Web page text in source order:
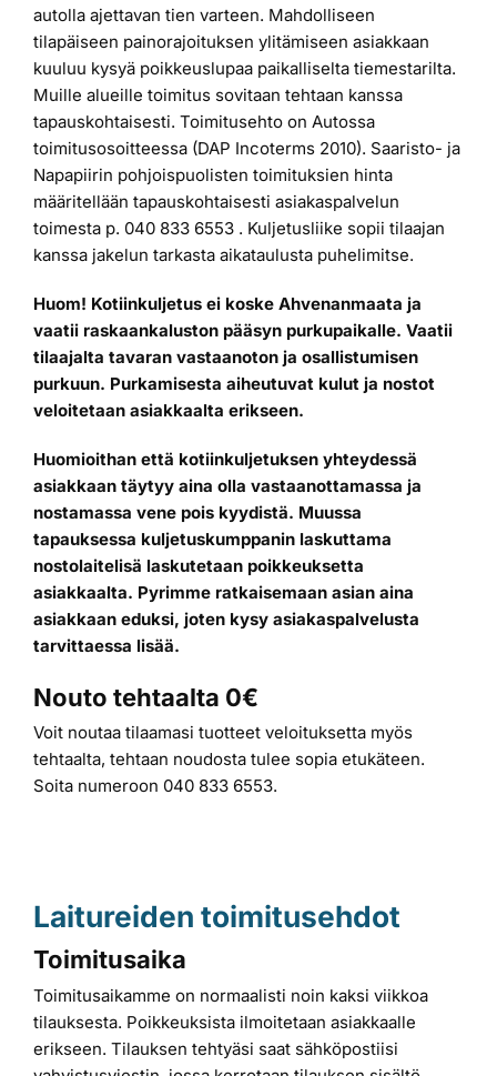
autolla ajettavan tien varteen. Mahdolliseen
tilapäiseen painorajoituksen ylitämiseen asiakkaan
kuuluu kysyä poikkeuslupaa paikalliselta tiemestarilta.
Muille alueille toimitus sovitaan tehtaan kanssa
tapauskohtaisesti. Toimitusehto on Autossa
toimitusosoitteessa (DAP Incoterms 2010). Saaristo- ja
Napapiirin pohjoispuolisten toimituksien hinta
määritellään tapauskohtaisesti asiakaspalvelun
toimesta p. 040 833 6553 . Kuljetusliike sopii tilaajan
kanssa jakelun tarkasta aikataulusta puhelimitse.
Huom! Kotiinkuljetus ei koske Ahvenanmaata ja
vaatii raskaankaluston pääsyn purkupaikalle. Vaatii
tilaajalta tavaran vastaanoton ja osallistumisen
purkuun. Purkamisesta aiheutuvat kulut ja nostot
veloitetaan asiakkaalta erikseen.
Huomioithan että kotiinkuljetuksen yhteydessä
asiakkaan täytyy aina olla vastaanottamassa ja
nostamassa vene pois kyydistä. Muussa
tapauksessa kuljetuskumppanin laskuttama
nostolaitelisä laskutetaan poikkeuksetta
asiakkaalta. Pyrimme ratkaisemaan asian aina
asiakkaan eduksi, joten kysy asiakaspalvelusta
tarvittaessa lisää.
Nouto tehtaalta 0€
Voit noutaa tilaamasi tuotteet veloituksetta myös
tehtaalta, tehtaan noudosta tulee sopia etukäteen.
Soita numeroon 040 833 6553.
Laitureiden toimitusehdot
Toimitusaika
Toimitusaikamme on normaalisti noin kaksi viikkoa
tilauksesta. Poikkeuksista ilmoitetaan asiakkaalle
erikseen. Tilauksen tehtyäsi saat sähköpostiisi